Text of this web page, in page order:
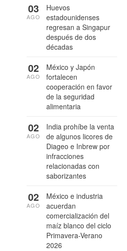
Huevos
estadounidenses
regresan a Singapur
después de dos
décadas
03
AGO
México y Japón
fortalecen
cooperación en favor
de la seguridad
alimentaria
02
AGO
India prohíbe la venta
de algunos licores de
Diageo e Inbrew por
infracciones
relacionadas con
saborizantes
02
AGO
México e industria
acuerdan
comercialización del
maíz blanco del ciclo
Primavera-Verano
2026
02
AGO